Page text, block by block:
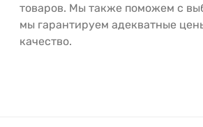
товаров. Мы также поможем с
мы гарантируем адекватные
качество.